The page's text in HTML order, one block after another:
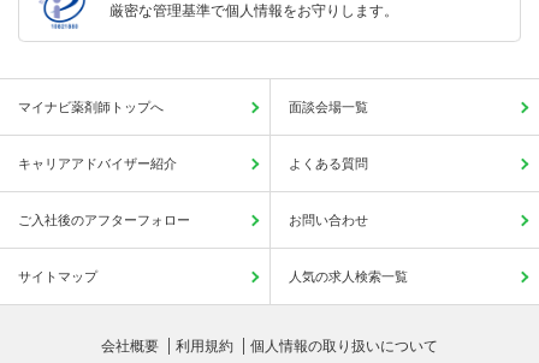
厳密な管理基準で個人情報をお守りします。
マイナビ薬剤師トップへ 面談会場一覧
キャリアアドバイザー紹介 よくある質問
ご入社後のアフターフォロー お問い合わせ
サイトマップ 人気の求人検索一覧
会社概要 利用規約 個人情報の取り扱いについて